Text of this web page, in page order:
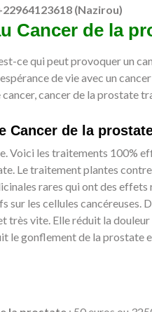
(Nazirou)
Cancer de la
ce qui peut provoquer un
de vie avec un
cancer de la prostate
Cancer de la
Voici les traitements 100%
Le traitement plantes
rares qui ont des
les cellules cancéreuses.
vite. Elle réduit la
le gonflement de la prostate